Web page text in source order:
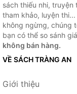
sách thiếu nhi,
tham khảo, luyện
không ngừng, chúng
bạn có thể so sánh
không bán hàng.
VỀ SÁCH TRÀNG AN
Giới thiệu